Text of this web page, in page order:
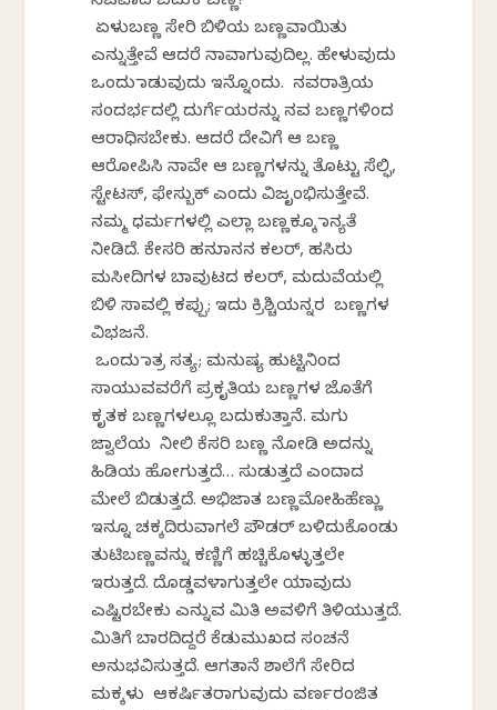
ಏಳುಬಣ್ಣ ಸೇರಿ ಬಿಳಿಯ ಬಣ್ಣವಾಯಿತು
ಎನ್ನುತ್ತೇವೆ ಆದರೆ ನಾವಾಗುವುದಿಲ್ಲ. ಹೇಳುವುದು
ಒಂದು ಮಾಡುವುದು ಇನ್ನೊಂದು. ನವರಾತ್ರಿಯ
ಸಂದರ್ಭದಲ್ಲಿ ದುರ್ಗೆಯರನ್ನು ನವ ಬಣ್ಣಗಳಿಂದ
ಆರಾಧಿಸಬೇಕು. ಆದರೆ ದೇವಿಗೆ ಆ ಬಣ್ಣ
ಆರೋಪಿಸಿ ನಾವೇ ಆ ಬಣ್ಣಗಳನ್ನು ತೊಟ್ಟು ಸೆಲ್ಫಿ,
ಸ್ಟೇಟಸ್, ಫೇಸ್ಬುಕ್ ಎಂದು ವಿಜೃಂಭಿಸುತ್ತೇವೆ.
ನಮ್ಮ ಧರ್ಮಗಳಲ್ಲಿ ಎಲ್ಲಾ ಬಣ್ಣಕ್ಕೂ ಮಾನ್ಯತೆ
ನೀಡಿದೆ. ಕೇಸರಿ ಹನುಮಾನನ ಕಲರ್, ಹಸಿರು
ಮಸೀದಿಗಳ ಬಾವುಟದ ಕಲರ್, ಮದುವೆಯಲ್ಲಿ
ಬಿಳಿ ಸಾವಲ್ಲಿ ಕಪ್ಪು; ಇದು ಕ್ರಿಶ್ಚಿಯನ್ನರ ಬಣ್ಣಗಳ
ವಿಭಜನೆ.
ಒಂದು ಮಾತ್ರ ಸತ್ಯ; ಮನುಷ್ಯ ಹುಟ್ಟಿನಿಂದ
ಸಾಯುವವರೆಗೆ ಪ್ರಕೃತಿಯ ಬಣ್ಣಗಳ ಜೊತೆಗೆ
ಕೃತಕ ಬಣ್ಣಗಳಲ್ಲೂ ಬದುಕುತ್ತಾನೆ. ಮಗು
ಜ್ವಾಲೆಯ ನೀಲಿ ಕೆಸರಿ ಬಣ್ಣ ನೋಡಿ ಅದನ್ನು
ಹಿಡಿಯ ಹೋಗುತ್ತದೆ… ಸುಡುತ್ತದೆ ಎಂದಾದ
ಮೇಲೆ ಬಿಡುತ್ತದೆ. ಅಭಿಜಾತ ಬಣ್ಣಮೋಹಿಹೆಣ್ಣು
ಇನ್ನೂ ಚಕ್ಕದಿರುವಾಗಲೆ ಪೌಡರ್ ಬಳಿದುಕೊಂಡು
ತುಟಿಬಣ್ಣವನ್ನು ಕಣ್ಣಿಗೆ ಹಚ್ಚಿಕೊಳ್ಳುತ್ತಲೇ
ಇರುತ್ತದೆ. ದೊಡ್ಡವಳಾಗುತ್ತಲೇ ಯಾವುದು
ಎಷ್ಟಿರಬೇಕು ಎನ್ನುವ ಮಿತಿ ಅವಳಿಗೆ ತಿಳಿಯುತ್ತದೆ.
ಮಿತಿಗೆ ಬಾರದಿದ್ದರೆ ಕೆಡುಮುಖದ ಸಂಚನೆ
ಅನುಭವಿಸುತ್ತದೆ. ಆಗತಾನೆ ಶಾಲೆಗೆ ಸೇರಿದ
ಮಕ್ಕಳು ಆಕರ್ಷಿತರಾಗುವುದು ವರ್ಣರಂಜಿತ